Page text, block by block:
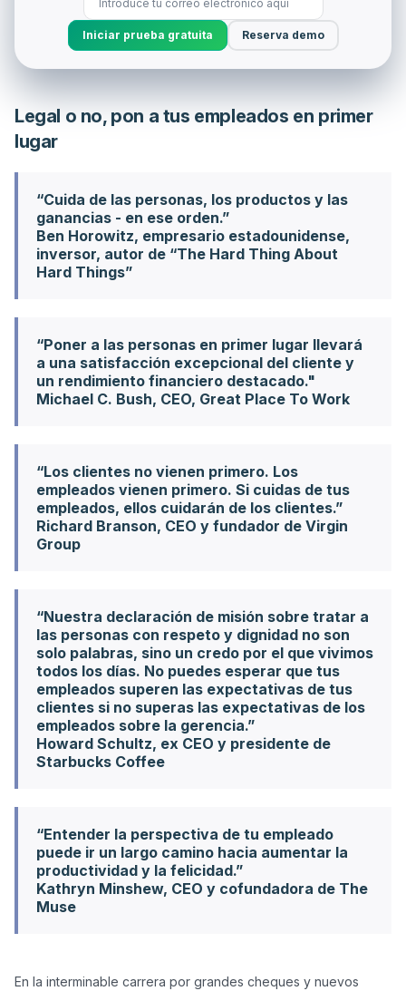
Iniciar prueba gratuita Reserva demo
Legal o no, pon a tus empleados en primer
lugar
“Cuida de las personas, los productos y las
ganancias - en ese orden.”
Ben Horowitz, empresario estadounidense,
inversor, autor de “The Hard Thing About
Hard Things”
“Poner a las personas en primer lugar llevará
a una satisfacción excepcional del cliente y
un rendimiento financiero destacado."
Michael C. Bush, CEO, Great Place To Work
“Los clientes no vienen primero. Los
empleados vienen primero. Si cuidas de tus
empleados, ellos cuidarán de los clientes.”
Richard Branson, CEO y fundador de Virgin
Group
“Nuestra declaración de misión sobre tratar a
las personas con respeto y dignidad no son
solo palabras, sino un credo por el que vivimos
todos los días. No puedes esperar que tus
empleados superen las expectativas de tus
clientes si no superas las expectativas de los
empleados sobre la gerencia.”
Howard Schultz, ex CEO y presidente de
Starbucks Coffee
“Entender la perspectiva de tu empleado
puede ir un largo camino hacia aumentar la
productividad y la felicidad.”
Kathryn Minshew, CEO y cofundadora de The
Muse
En la interminable carrera por grandes cheques y nuevos